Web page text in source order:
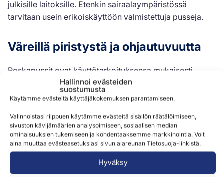
Hallinnoi evästeiden
suostumusta
Käytämme evästeitä käyttäjäkokemuksen parantamiseen.
Valinnoistasi riippuen käytämme evästeitä sisällön räätälöimiseen,
sivuston kävijämäärien analysoimiseen, sosiaalisen median
ominaisuuksien tukemiseen ja kohdentaaksemme markkinointia. Voit
aina muuttaa evästeasetuksiasi sivun alareunan Tietosuoja-linkistä.
Hyväksy
julkisille laitoksille. Etenkin sairaalaympäristössä
tarvitaan usein erikoiskäyttöön valmistettuja pusseja.
Väreillä piristystä ja ohjautuvuutta
Roskapussit ovat käyttötarkoituksensa mukaisesti
yleensä hieman tylsän näköisiä. Värinä on ollut harmaa
tai musta. Pirteän värisellä roskapussilla varustettu
Etenkin julkishallinnon puolella ja isojen jätehuollon
toimijoiden toimesta pussien värejä käytetään
signaalina. Tällöin pussi ohjautuu luontevasti sekä
helposti sille tarkoitettuun käyttötarkoitukseen.